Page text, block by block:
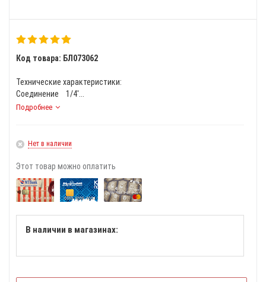
Код товара: БЛ073062
Технические характеристики:
Соединение 1/4'...
Подробнее
Нет в наличии
Этот товар можно оплатить
В наличии в магазинах: